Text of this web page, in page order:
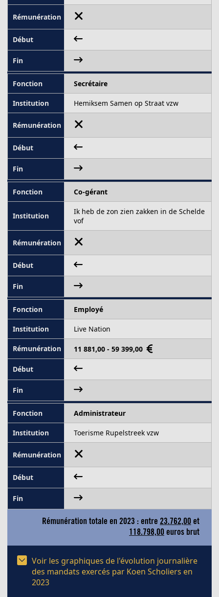
Secrétaire
Hemiksem Samen op Straat vzw
Co-gérant
Ik heb de zon zien zakken in de Schelde
vof
Employé
Live Nation
11 881,00 - 59 399,00
Administrateur
Toerisme Rupelstreek vzw
Rémunération totale en 2023 : entre 23.762,00 et
118.798,00 euros brut
Voir les graphiques de l'évolution journalière
des mandats exercés par Koen Scholiers en
2023